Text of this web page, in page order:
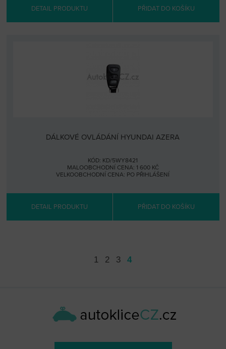
DETAIL PRODUKTU PŘIDAT DO KOŠÍKU
DÁLKOVÉ OVLÁDÁNÍ HYUNDAI AZERA
KÓD: KD/5WY8421
MALOOBCHODNÍ CENA: 1 600 KČ
VELKOOBCHODNÍ CENA: PO PŘIHLÁŠENÍ
DETAIL PRODUKTU PŘIDAT DO KOŠÍKU
1 2 3 4